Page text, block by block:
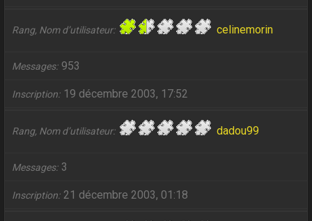
Rang, Nom d’utilisateur celinemorin
Messages 953
Inscription 19 décembre 2003, 17:52
Rang, Nom d’utilisateur dadou99
Messages 3
Inscription 21 décembre 2003, 01:18